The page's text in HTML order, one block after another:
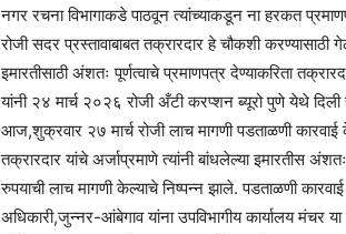
नगर रचना विभागाकडे पाठवून त्यांच्याकडून ना हरकत
रोजी सदर प्रस्तावाबाबत तक्रारदार हे चौकशी करण्यासाठी
इमारतीसाठी अंशतः पूर्णत्वाचे प्रमाणपत्र देण्याकरिता
यांनी २४ मार्च २०२६ रोजी अँटी करप्शन ब्यूरो पुणे येथे दिली
आज,शुक्रवार २७ मार्च रोजी लाच मागणी पडताळणी कारवाई
तक्रारदार यांचे अर्जाप्रमाणे त्यांनी बांधलेल्या इमारतीस
रुपयाची लाच मागणी केल्याचे निष्पन्न झाले. पडताळणी
अधिकारी,जुन्नर-आंबेगाव यांना उपविभागीय कार्यालय मंचर